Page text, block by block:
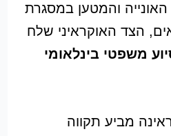
והמטען במסגרת
הצד האוקראיני שלח
משפטי בינלאומי
מביע תקווה